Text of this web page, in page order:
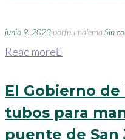
junio 9, 2023porfpumalema Sin
Read more
El Gobierno
tubos para
puente de San